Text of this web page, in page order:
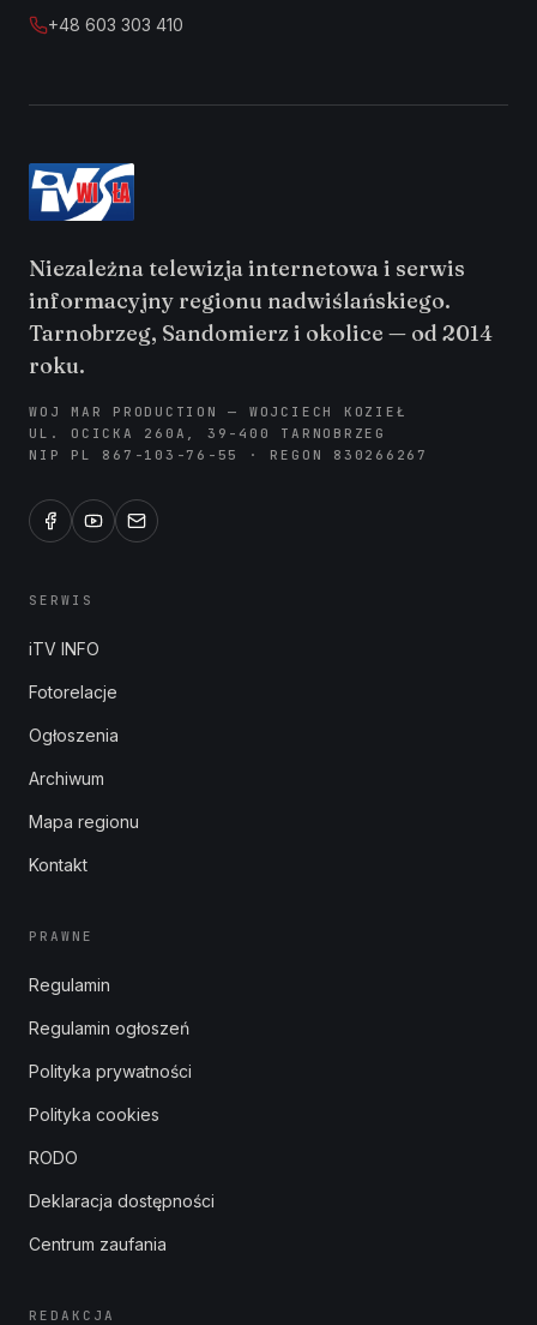
+48 603 303 410
Niezależna telewizja internetowa i serwis
informacyjny regionu nadwiślańskiego.
Tarnobrzeg, Sandomierz i okolice — od 2014
roku.
WOJ MAR PRODUCTION — WOJCIECH KOZIEŁ
UL. OCICKA 260A, 39-400 TARNOBRZEG
NIP PL 867-103-76-55 · REGON 830266267
SERWIS
iTV INFO
Fotorelacje
Ogłoszenia
Archiwum
Mapa regionu
Kontakt
PRAWNE
Regulamin
Regulamin ogłoszeń
Polityka prywatności
Polityka cookies
RODO
Deklaracja dostępności
Centrum zaufania
REDAKCJA